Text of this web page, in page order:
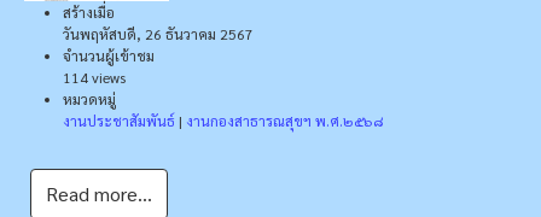
สร้างเมื่อ
วันพฤหัสบดี, 26 ธันวาคม 2567
จำนวนผู้เข้าชม
114 views
หมวดหมู่
งานประชาสัมพันธ์ | งานกองสาธารณสุขฯ พ.ศ.๒๕๖๘
Read more...